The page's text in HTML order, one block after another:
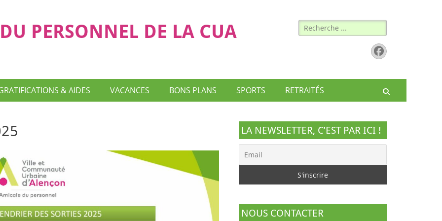
PERSONNEL DE LA CUA Rechercher :
Facebook
& AIDES VACANCES BONS PLANS SPORTS RETRAITÉS
LA NEWSLETTER, C’EST PAR ICI !
NOUS CONTACTER